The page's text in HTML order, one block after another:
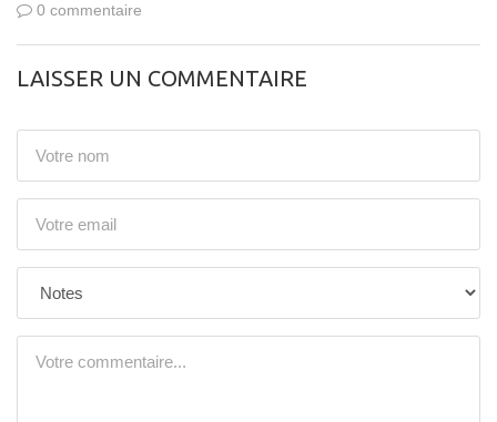
0 commentaire
LAISSER UN COMMENTAIRE